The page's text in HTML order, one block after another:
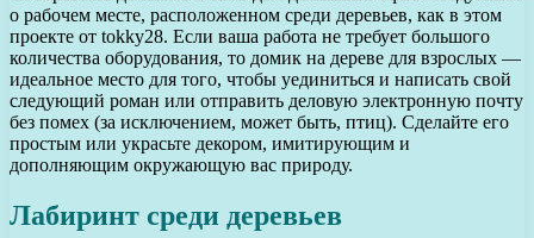
о рабочем месте, расположенном среди деревьев, как в этом
проекте от tokky28. Если ваша работа не требует большого
количества оборудования, то домик на дереве для взрослых —
идеальное место для того, чтобы уединиться и написать свой
следующий роман или отправить деловую электронную почту
без помех (за исключением, может быть, птиц). Сделайте его
простым или украсьте декором, имитирующим и
дополняющим окружающую вас природу.
Лабиринт среди деревьев